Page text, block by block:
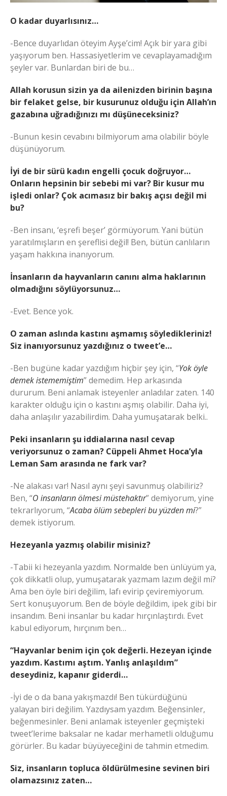
O kadar duyarlısınız…
-Bence duyarlıdan öteyim Ayşe’cim! Açık bir yara gibi
yaşıyorum ben. Hassasiyetlerim ve cevaplayamadığım
şeyler var. Bunlardan biri de bu…
Allah korusun sizin ya da ailenizden birinin başına
bir felaket gelse, bir kusurunuz olduğu için Allah’ın
gazabına uğradığınızı mı düşüneceksiniz?
-Bunun kesin cevabını bilmiyorum ama olabilir böyle
düşünüyorum.
İyi de bir sürü kadın engelli çocuk doğruyor…
Onların hepsinin bir sebebi mi var? Bir kusur mu
işledi onlar? Çok acımasız bir bakış açısı değil mi
bu?
-Ben insanı, ‘eşrefi beşer’ görmüyorum. Yani bütün
yaratılmışların en şereflisi değil! Ben, bütün canlıların
yaşam hakkına inanıyorum.
İnsanların da hayvanların canını alma haklarının
olmadığını söylüyorsunuz…
-Evet. Bence yok.
O zaman aslında kastını aşmamış söyledikleriniz!
Siz inanıyorsunuz yazdığınız o tweet’e…
-Ben bugüne kadar yazdığım hiçbir şey için, “Yok öyle
demek istememiştim” demedim. Hep arkasında
dururum. Beni anlamak isteyenler anladılar zaten. 140
karakter olduğu için o kastını aşmış olabilir. Daha iyi,
daha anlaşılır yazabilirdim. Daha yumuşatarak belki..
Peki insanların şu iddialarına nasıl cevap
veriyorsunuz o zaman? Cüppeli Ahmet Hoca’yla
Leman Sam arasında ne fark var?
-Ne alakası var! Nasıl aynı şeyi savunmuş olabiliriz?
Ben, “O insanların ölmesi müstehaktır” demiyorum, yine
tekrarlıyorum, “Acaba ölüm sebepleri bu yüzden mi?”
demek istiyorum.
Hezeyanla yazmış olabilir misiniz?
-Tabii ki hezeyanla yazdım. Normalde ben ünlüyüm ya,
çok dikkatli olup, yumuşatarak yazmam lazım değil mi?
Ama ben öyle biri değilim, lafı evirip çeviremiyorum.
Sert konuşuyorum. Ben de böyle değildim, ipek gibi bir
insandım. Beni insanlar bu kadar hırçınlaştırdı. Evet
kabul ediyorum, hırçınım ben…
“Hayvanlar benim için çok değerli. Hezeyan içinde
yazdım. Kastımı aştım. Yanlış anlaşıldım”
deseydiniz, kapanır giderdi…
-İyi de o da bana yakışmazdı! Ben tükürdüğünü
yalayan biri değilim. Yazdıysam yazdım. Beğensinler,
beğenmesinler. Beni anlamak isteyenler geçmişteki
tweet’lerime baksalar ne kadar merhametli olduğumu
görürler. Bu kadar büyüyeceğini de tahmin etmedim.
Siz, insanların topluca öldürülmesine sevinen biri
olamazsınız zaten…